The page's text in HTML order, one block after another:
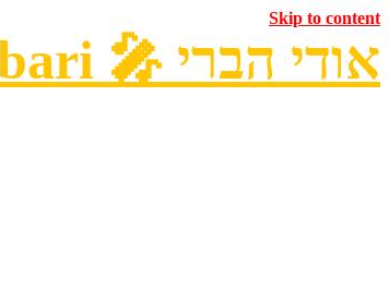
Skip to content
אודי הברי 🎤︎ Udi Habari